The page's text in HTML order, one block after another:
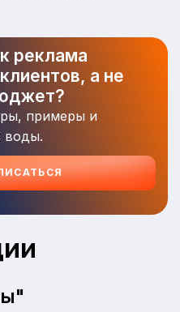
реклама
а не
примеры и
воды.